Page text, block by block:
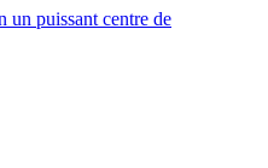
un puissant centre de